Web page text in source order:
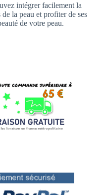
intégrer facilement la
la peau et profiter de ses
de votre peau.